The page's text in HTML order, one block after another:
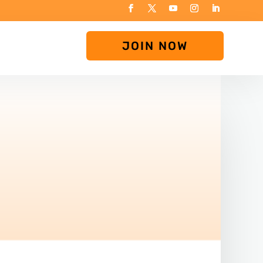
JOIN NOW